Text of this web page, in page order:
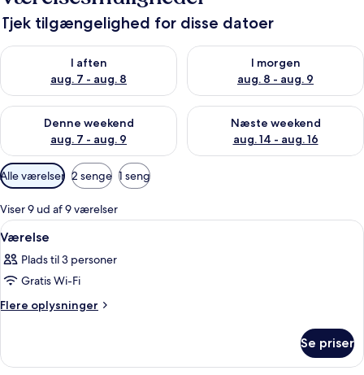
Tjek tilgængelighed for disse datoer
I aften
aug. 7 - aug. 8
Tjek tilgængelighed for i aften aug. 7 - aug. 8
I morgen
aug. 8 - aug. 9
Tjek tilgængelighed for i
Denne weekend
aug. 7 - aug. 9
Tjek tilgængelighed for denne weekend aug. 7 - aug. 9
Næste weekend
aug. 14 - aug. 16
Tjek tilgængelighed for næste
Tilgængelige
filtre
for
værelser
Alle værelser 2 senge 1 seng
Viser 9 ud af 9 værelser
Indlæs
alle
billeder
af
Værelse
En seng med hvide sengetøj og
3
Værelse
Plads til 3 personer
Gratis Wi-Fi
Flere oplysninger
Flere
Se priser